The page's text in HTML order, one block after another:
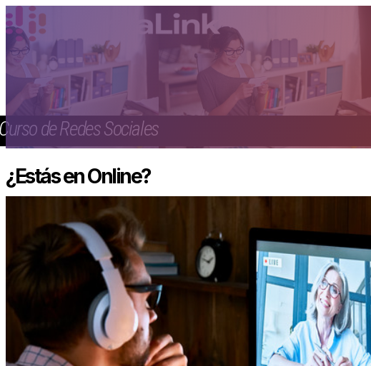
de Redes Sociales
¿Estás en Online?